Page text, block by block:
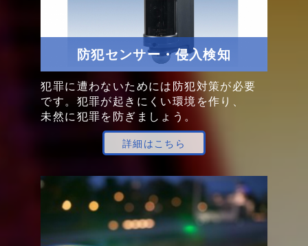
防犯センサー・侵入検知
犯罪に遭わないためには防犯対策が必要
です。 犯罪が起きにくい環境を作り、
未然に犯罪を防ぎましょう。
詳細はこちら